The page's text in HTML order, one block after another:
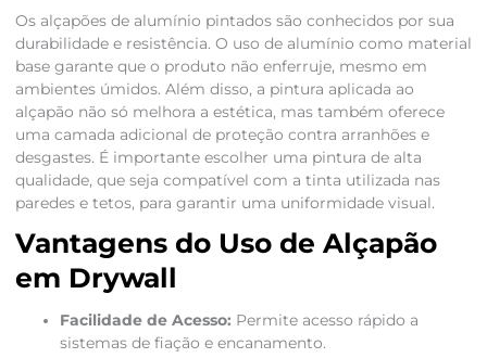
Os alçapões de alumínio pintados são conhecidos por sua
durabilidade e resistência. O uso de alumínio como material
base garante que o produto não enferruje, mesmo em
ambientes úmidos. Além disso, a pintura aplicada ao
alçapão não só melhora a estética, mas também oferece
uma camada adicional de proteção contra arranhões e
desgastes. É importante escolher uma pintura de alta
qualidade, que seja compatível com a tinta utilizada nas
paredes e tetos, para garantir uma uniformidade visual.
Vantagens do Uso de Alçapão
em Drywall
Facilidade de Acesso: Permite acesso rápido a
sistemas de fiação e encanamento.